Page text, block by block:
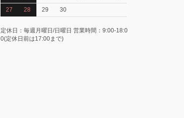
27
28 29 30
定休日：毎週月曜日/日曜日 営業時間：9:00-18:0
0(定休日前は17:00まで)